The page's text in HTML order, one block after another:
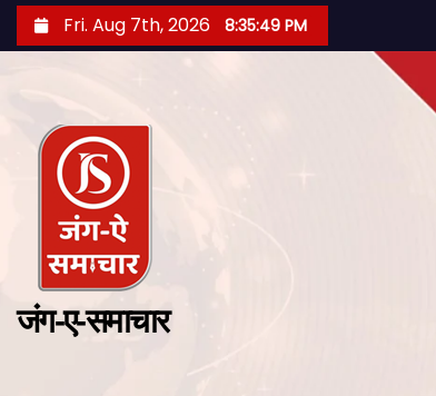
Fri. Aug 7th, 2026 8:35:51 PM
जंग-ए-समाचार